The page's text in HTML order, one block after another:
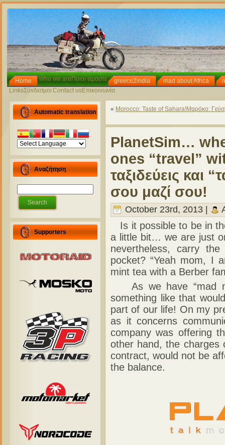
Home Who we areΠοιοι είμαστε greece2india mad about Africa
LinksΣύνδεσμοι Contact usΕπικοινωνία
Automatic translation
Αναζήτηση
Supporters
« Morocco: Taste of Sahara!Μαρόκο:
PlanetSim…
ones “travel”
ταξιδεύεις και
σου μαζί σου!
October 23rd, 2013 |
Is it possible to be in
a little bit… we are just
nevertheless, carry
pocket? “Yeah mom, I
mint tea with a Berber
As we have “mad
something like that
part of our life! On my
as it concerns
company was offering
other hand, the charges
contract, would not be
the balance.